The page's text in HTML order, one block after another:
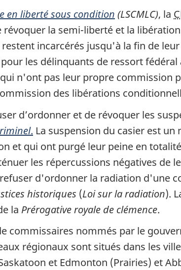
en liberté sous condition (LSCMLC), la
la semi-liberté et la
incarcérés jusqu'à la fin de
les délinquants de ressort
n'ont pas leur propre commission
des libérations
d’ordonner et de révoquer les
. La suspension du casier est
et qui ont purgé leur peine en
les répercussions négatives de
d'ordonner la radiation d'une
historiques (Loi sur la radiation).
la Prérogative royale de clémence.
commissaires nommés par le
régionaux sont situés dans les
et Edmonton (Prairies) et